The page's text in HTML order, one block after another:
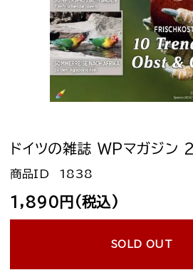
ドイツの雑誌 WPマガジ
1838
1,890円(税込)
SOLD OUT